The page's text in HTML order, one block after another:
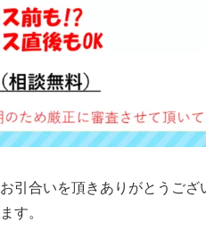
引合いを頂きありがとうござ
す。